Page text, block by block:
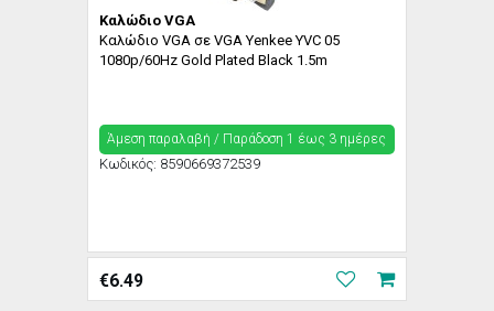
Καλώδιο VGA
Καλώδιο VGA σε VGA Yenkee YVC 05
1080p/60Hz Gold Plated Black 1.5m
Άμεση παραλαβή / Παράδoση 1 έως 3 ημέρες
Κωδικός: 8590669372539
€6.49